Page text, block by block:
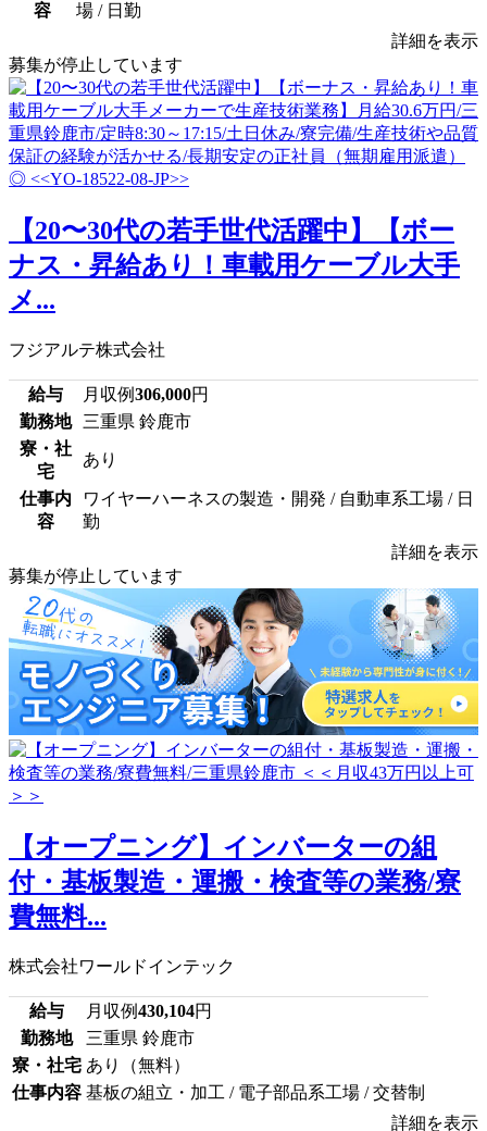
容
場 / 日勤
詳細を表示
募集が停止しています
【20〜30代の若手世代活躍中】【ボー
ナス・昇給あり！車載用ケーブル大手
メ...
フジアルテ株式会社
給与 月収例306,000円
勤務地
三重県 鈴鹿市
寮・社
宅
あり
仕事内
容
ワイヤーハーネスの製造・開発 / 自動車系工場 / 日
勤
詳細を表示
募集が停止しています
【オープニング】インバーターの組
付・基板製造・運搬・検査等の業務/寮
費無料...
株式会社ワールドインテック
給与 月収例430,104円
勤務地
三重県 鈴鹿市
寮・社宅 あり（無料）
仕事内容 基板の組立・加工 / 電子部品系工場 / 交替制
詳細を表示